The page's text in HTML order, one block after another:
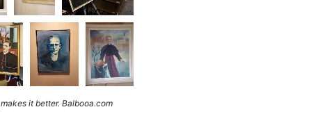
makes it better. Balbooa.com